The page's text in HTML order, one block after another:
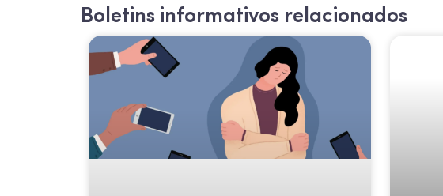
Boletins informativos relacionados